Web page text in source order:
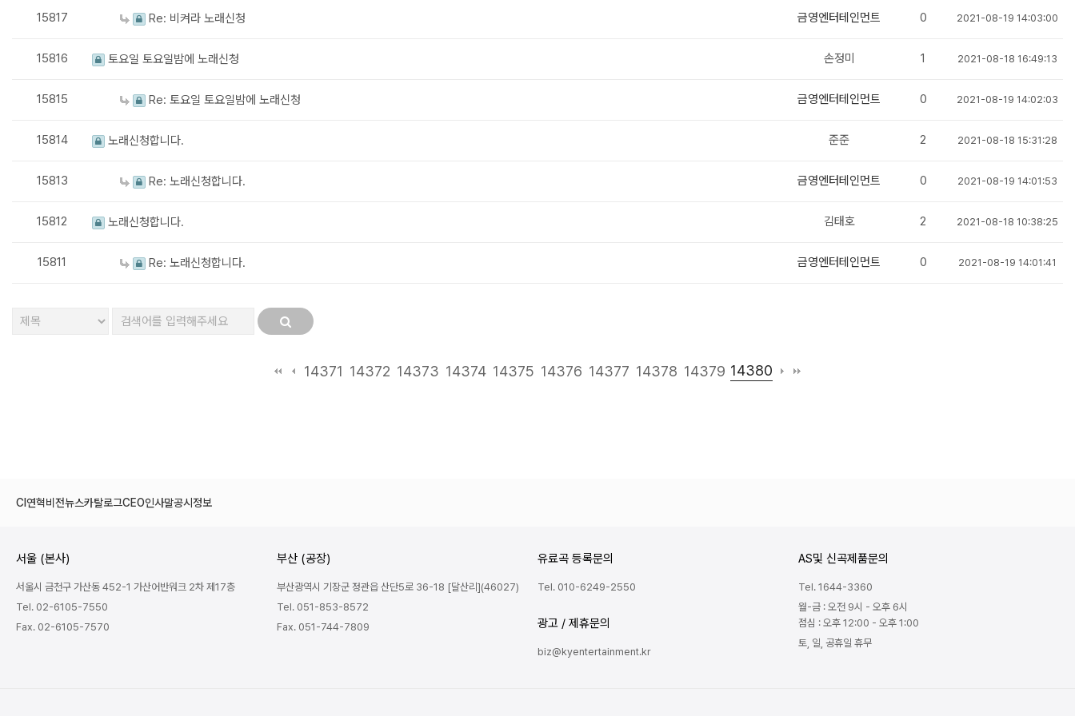
15817 Re: 비켜라 노래신청 금영엔터테인먼트 0 2021-08-19 14:03:00
15816 토요일 토요일밤에 노래신청 손정미 1 2021-08-18 16:49:13
15815 Re: 토요일 토요일밤에 노래신청 금영엔터테인먼트 0 2021-08-19 14:02:03
15814 노래신청합니다. 준준 2 2021-08-18 15:31:28
15813 Re: 노래신청합니다. 금영엔터테인먼트 0 2021-08-19 14:01:53
15812 노래신청합니다. 김태호 2 2021-08-18 10:38:25
15811 Re: 노래신청합니다. 금영엔터테인먼트 0 2021-08-19 14:01:41
14371 14372 14373 14374 14375 14376 14377 14378 14379 14380
다음맨끝
CI 연혁비전뉴스카탈로그CEO인사말공시정보
서울 (본사)
서울시 금천구 가산동 452-1 가산어반워크 2차 제17층
Tel. 02-6105-7550
Fax. 02-6105-7570
부산 (공장)
부산광역시 기장군 정관읍 산단5로 36-18 [달산리](46027)
Tel. 051-853-8572
Fax. 051-744-7809
유료곡 등록문의
Tel. 010-6249-2550
광고 / 제휴문의
biz@kyentertainment.kr
AS및 신곡제품문의
Tel. 1644-3360
월-금 : 오전 9시 - 오후 6시
점심 : 오후 12:00 - 오후 1:00
토, 일, 공휴일 휴무